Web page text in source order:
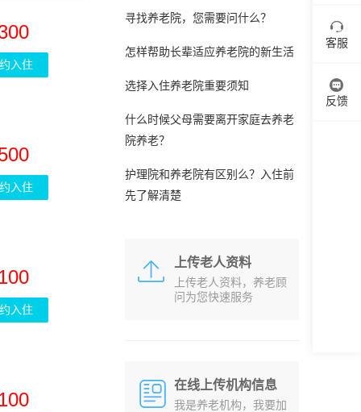
入住
入住
入住
寻找养老院，您需要问什么？
怎样帮助长辈适应养老院的新生活
选择入住养老院重要须知
什么时候父母需要离开家庭去养老
院养老？
护理院和养老院有区别么？入住前
先了解清楚
上传老人资料
上传老人资料，养老顾
问为您快速服务
在线上传机构信息
我是养老机构，我要加
客服
反馈